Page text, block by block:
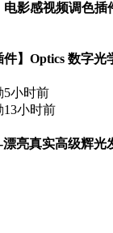
电影感视频调色
件】Optics 数字
5小时前
13小时前
亮真实高级辉光